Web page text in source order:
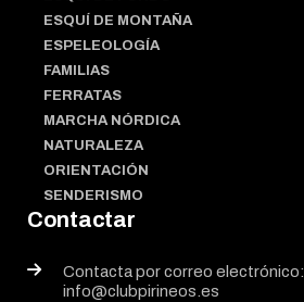
ESQUÍ DE MONTAÑA
ESPELEOLOGÍA
FAMILIAS
FERRATAS
MARCHA NÓRDICA
NATURALEZA
ORIENTACIÓN
SENDERISMO
Contactar
Contacta por correo electrónico:
info@clubpirineos.es